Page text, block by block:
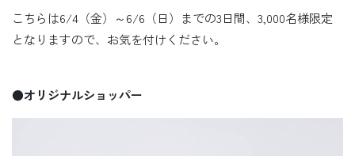
こちらは6/4（金）～6/6（日）までの3日間、3,000名様限定
となりますので、お気を付けください。
●オリジナルショッパー